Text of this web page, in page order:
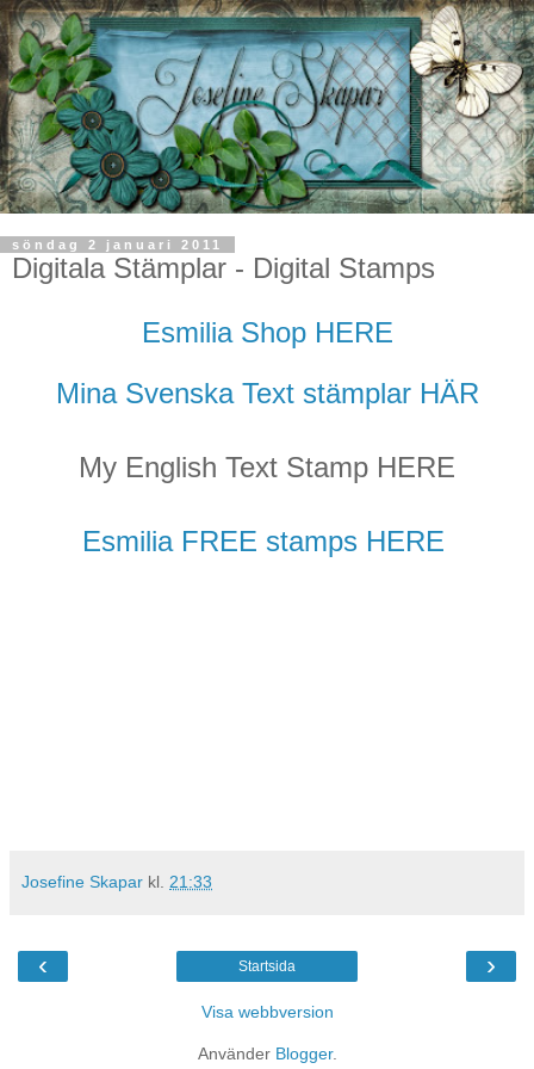
söndag 2 januari 2011
Digitala Stämplar - Digital Stamps
Esmilia Shop HERE
Mina Svenska Text stämplar HÄR
My English Text Stamp HERE
Esmilia FREE stamps HERE
Josefine Skapar kl. 21:33
‹ ›
Startsida
Visa webbversion
Använder Blogger.